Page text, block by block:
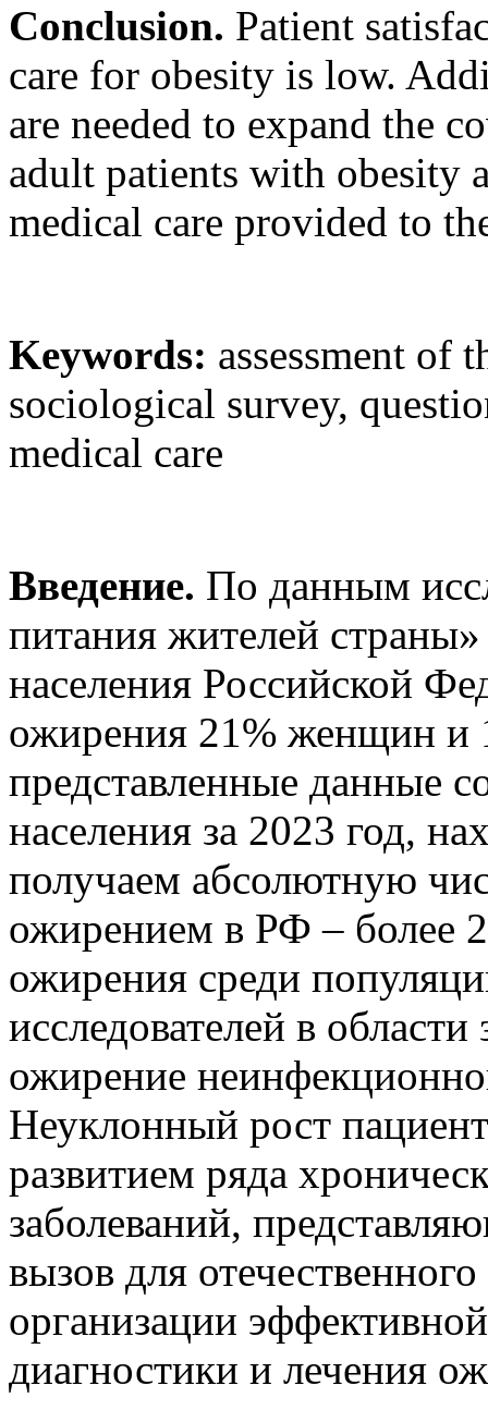
Conclusion. Patient
care for obesity is low.
are needed to expand the
adult patients with obesity
medical care provided to
Keywords: assessment of
sociological survey,
medical care
Введение. По данным
питания жителей
населения Российской
ожирения 21% женщин и
представленные данные
населения за 2023 год,
получаем абсолютную
ожирением в РФ – более
ожирения среди
исследователей в
ожирение
Неуклонный рост
развитием ряда
заболеваний,
вызов для
организации
диагностики и лечения